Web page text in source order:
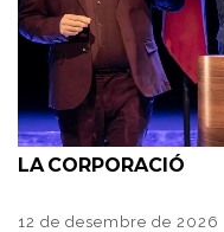
LACORPORACIÓ
12 de desembre de 2026